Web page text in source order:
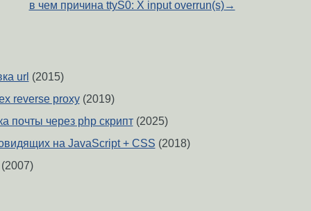
в чем причина ttyS0: X input overrun(s)→
url (2015)
reverse proxy(2019)
почты через php скрипт(2025)
на JavaScript + CSS (2018)
(2007)